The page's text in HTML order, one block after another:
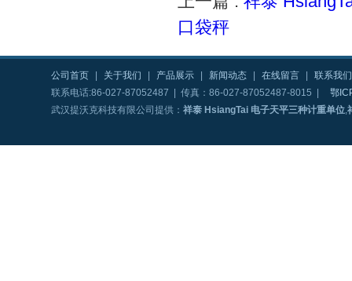
口袋秤
公司首页 关于我们 产品展示 新闻动态 在线留言
联系我们
联系电话:86-027-87052487 | 传真：86-027-87052487-8015 |
鄂
武汉提沃克科技有限公司提供： 祥泰 HsiangTai 电子天平三种计重单位,